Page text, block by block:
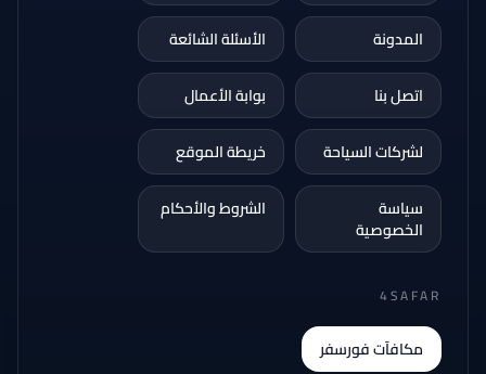
المدونة
الأسئلة الشائعة
اتصل بنا
بوابة الأعمال
لشركات السياحة
خريطة الموقع
سياسة
الخصوصية
الشروط والأحكام
4SAFAR
مكافآت فورسفر